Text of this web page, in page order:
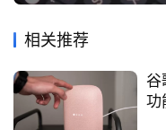
相关推荐
谷
功